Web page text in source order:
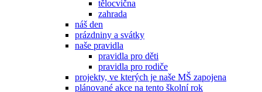
tělocvična
zahrada
náš den
prázdniny a svátky
naše pravidla
pravidla pro děti
pravidla pro rodiče
projekty, ve kterých je naše MŠ zapojena
plánované akce na tento školní rok